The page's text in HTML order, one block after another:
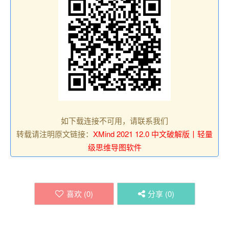
如下载连接不可用，请联系我们
转载请注明原文链接： XMind 2021 12.0 中文破解版丨轻量
级思维导图软件
喜欢 (0) 分享 (0)